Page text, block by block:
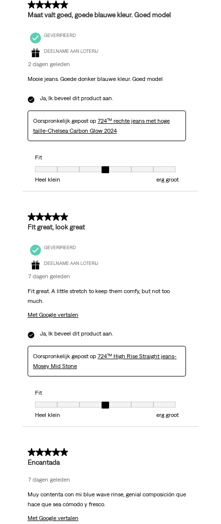
5 van 5 sterren.
Maat valt goed, goede blauwe kleur. Goed model
GEVERIFIEERD
DEELNAME AAN LOTERIJ
2 dagen geleden
Mooie jeans. Goede donker blauwe kleur. Goed model
Ja, Ik beveel dit product aan.
Oorspronkelijk gepost op 724™ rechte jeans met hoge
taille-Chelsea Carbon Glow 2024
Fit
Fit, 4 van 7, waarbij 1 gelijk is aan Heel klein en 7 gelijk is aan erg groot
Heel klein
erg groot
5 van 5 sterren.
Fit great, look great
GEVERIFIEERD
DEELNAME AAN LOTERIJ
7 dagen geleden
Fit great. A little stretch to keep them comfy, but not too
much.
Met Google vertalen
Ja, Ik beveel dit product aan.
Oorspronkelijk gepost op 724™ High Rise Straight jeans-
Mosey Mid Stone
Fit
Fit, 4 van 7, waarbij 1 gelijk is aan Heel klein en 7 gelijk is aan erg groot
Heel klein
erg groot
5 van 5 sterren.
Encantada
7 dagen geleden
Muy contenta con mi blue wave rinse, genial composición que
hace que sea cómodo y fresco.
Met Google vertalen